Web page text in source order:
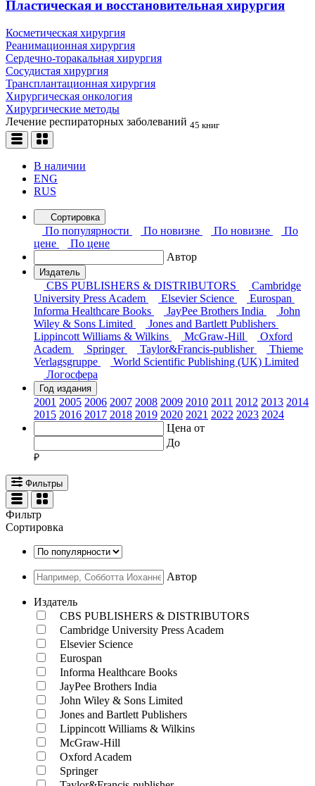
Пластическая и восстановительная хирургия
Косметическая хирургия
Реанимационная хирургия
Сердечно-торакальная хирургия
Сосудистая хирургия
Трансплантационная хирургия
Хирургическая онкология
Хирургические методы
Лечение респираторных заболеваний 45 книг
В наличии
ENG
RUS
Сортировка
По популярности По новизне По новизне
По
цене
По цене
Автор
Издатель
CBS PUBLISHERS & DISTRIBUTORS
Cambridge
University Press Academ
Elsevier Science
Eurospan
Informa Healthcare Books
JayPee Brothers India
John
Wiley & Sons Limited
Jones and Bartlett Publishers
Lippincott Williams & Wilkins
McGraw-Hill
Oxford
Academ
Springer Taylor&Francis-publisher
Thieme
Verlagsgruppe
World Scientific Publishing (UK) Limited
Логосфера
Год издания
2001 2005 2006 2007 2008 2009 2010 2011 2012 2013 2014
2015 2016 2017 2018 2019 2020 2021 2022 2023 2024
Цена от
До
Фильтры
Фильтр
Сортировка
Автор
Издатель
CBS PUBLISHERS & DISTRIBUTORS
Cambridge University Press Academ
Elsevier Science
Eurospan
Informa Healthcare Books
JayPee Brothers India
John Wiley & Sons Limited
Jones and Bartlett Publishers
Lippincott Williams & Wilkins
McGraw-Hill
Oxford Academ
Springer